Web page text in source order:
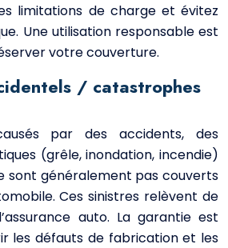
limitations de charge et évitez
Une utilisation responsable est
votre couverture.
/ catastrophes
par des accidents, des
(grêle, inondation, incendie)
sont généralement pas couverts
Ces sinistres relèvent de
auto. La garantie est
les défauts de fabrication et les